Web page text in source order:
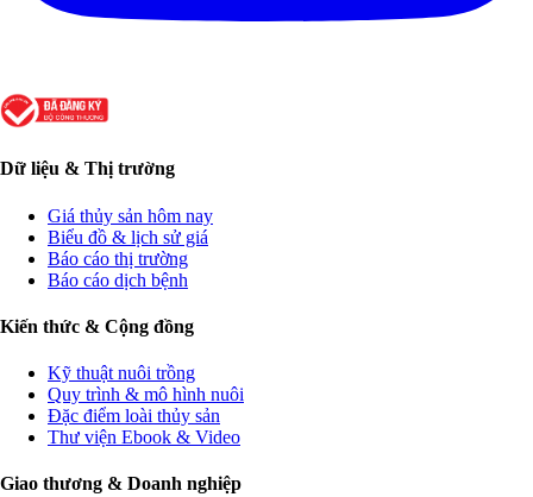
Dữ liệu & Thị trường
Giá thủy sản hôm nay
Biểu đồ & lịch sử giá
Báo cáo thị trường
Báo cáo dịch bệnh
Kiến thức & Cộng đồng
Kỹ thuật nuôi trồng
Quy trình & mô hình nuôi
Đặc điểm loài thủy sản
Thư viện Ebook & Video
Giao thương & Doanh nghiệp